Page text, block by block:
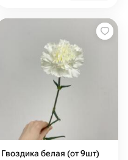
Гвоздика белая (от 9шт)